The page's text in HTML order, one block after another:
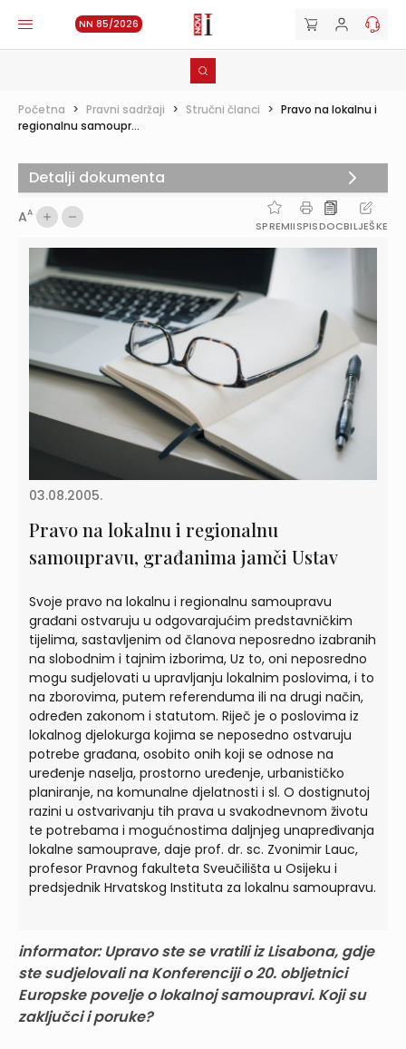
NN 85/2026
Početna > Pravni sadržaji > Stručni članci > Pravo na lokalnu i
regionalnu samoupr...
AA
SPREMIISPISDOCBILJEŠKE
03.08.2005.
Pravo na lokalnu i regionalnu
samoupravu, građanima jamči Ustav
Svoje pravo na lokalnu i regionalnu samoupravu
građani ostvaruju u odgovarajućim predstavničkim
tijelima, sastavljenim od članova neposredno izabranih
na slobodnim i tajnim izborima, Uz to, oni neposredno
mogu sudjelovati u upravljanju lokalnim poslovima, i to
na zborovima, putem referenduma ili na drugi način,
određen zakonom i statutom. Riječ je o poslovima iz
lokalnog djelokurga kojima se neposedno ostvaruju
potrebe građana, osobito onih koji se odnose na
uređenje naselja, prostorno uređenje, urbanističko
planiranje, na komunalne djelatnosti i sl. O dostignutoj
razini u ostvarivanju tih prava u svakodnevnom životu
te potrebama i mogućnostima daljnjeg unapređivanja
lokalne samouprave, daje prof. dr. sc. Zvonimir Lauc,
profesor Pravnog fakulteta Sveučilišta u Osijeku i
predsjednik Hrvatskog Instituta za lokalnu samoupravu.
informator: Upravo ste se vratili iz Lisabona, gdje
ste sudjelovali na Konferenciji o 20. obljetnici
Europske povelje o lokalnoj samoupravi. Koji su
zaključci i poruke?
Detalji dokumenta